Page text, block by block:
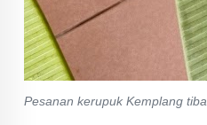
Pesanan kerupuk Kemplang